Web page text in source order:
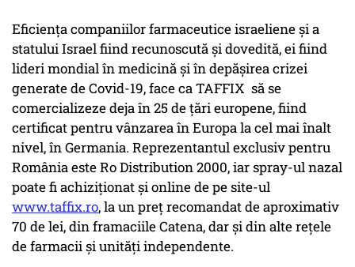
Eficiența companiilor farmaceutice israeliene și a
statului Israel fiind recunoscută și dovedită, ei fiind
lideri mondial în medicină și în depășirea crizei
generate de Covid-19, face ca TAFFIX să se
comercializeze deja în 25 de țări europene, fiind
certificat pentru vânzarea în Europa la cel mai înalt
nivel, în Germania. Reprezentantul exclusiv pentru
România este Ro Distribution 2000, iar spray-ul nazal
poate fi achiziționat și online de pe site-ul
www.taffix.ro, la un preț recomandat de aproximativ
70 de lei, din framaciile Catena, dar și din alte rețele
de farmacii și unități independente.